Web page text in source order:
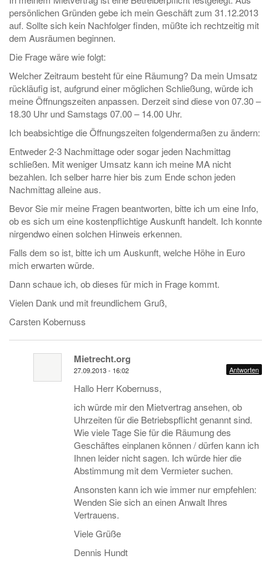
persönlichen Gründen gebe ich mein Geschäft zum 31.12.2013
auf. Sollte sich kein Nachfolger finden, müßte ich rechtzeitig mit
dem Ausräumen beginnen.
Die Frage wäre wie folgt:
Welcher Zeitraum besteht für eine Räumung? Da mein Umsatz
rückläufig ist, aufgrund einer möglichen Schließung, würde ich
meine Öffnungszeiten anpassen. Derzeit sind diese von 07.30 –
18.30 Uhr und Samstags 07.00 – 14.00 Uhr.
Ich beabsichtige die Öffnungszeiten folgendermaßen zu ändern:
Entweder 2-3 Nachmittage oder sogar jeden Nachmittag
schließen. Mit weniger Umsatz kann ich meine MA nicht
bezahlen. Ich selber harre hier bis zum Ende schon jeden
Nachmittag alleine aus.
Bevor Sie mir meine Fragen beantworten, bitte ich um eine Info,
ob es sich um eine kostenpflichtige Auskunft handelt. Ich konnte
nirgendwo einen solchen Hinweis erkennen.
Falls dem so ist, bitte ich um Auskunft, welche Höhe in Euro
mich erwarten würde.
Dann schaue ich, ob dieses für mich in Frage kommt.
Vielen Dank und mit freundlichem Gruß,
Carsten Kobernuss
Mietrecht.org
27.09.2013 - 16:02 Antworten
Hallo Herr Kobernuss,
ich würde mir den Mietvertrag ansehen, ob
Uhrzeiten für die Betriebspflicht genannt sind.
Wie viele Tage Sie für die Räumung des
Geschäftes einplanen können / dürfen kann ich
Ihnen leider nicht sagen. Ich würde hier die
Abstimmung mit dem Vermieter suchen.
Ansonsten kann ich wie immer nur empfehlen:
Wenden Sie sich an einen Anwalt Ihres
Vertrauens.
Viele Grüße
Dennis Hundt